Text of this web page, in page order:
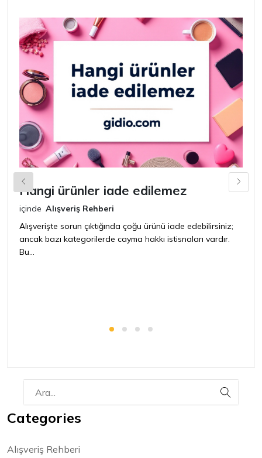
Hangi ürünler iade edilemez
içinde Alışveriş Rehberi
Alışverişte sorun çıktığında çoğu ürünü iade edebilirsiniz;
ancak bazı kategorilerde cayma hakkı istisnaları vardır.
Bu...
Categories
Alışveriş Rehberi